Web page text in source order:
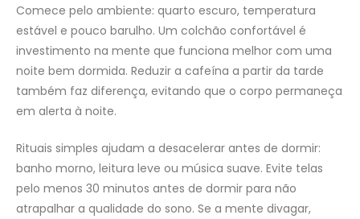
Comece pelo ambiente: quarto escuro, temperatura
estável e pouco barulho. Um colchão confortável é
investimento na mente que funciona melhor com uma
noite bem dormida. Reduzir a cafeína a partir da tarde
também faz diferença, evitando que o corpo permaneça
em alerta à noite.
Rituais simples ajudam a desacelerar antes de dormir:
banho morno, leitura leve ou música suave. Evite telas
pelo menos 30 minutos antes de dormir para não
atrapalhar a qualidade do sono. Se a mente divagar,